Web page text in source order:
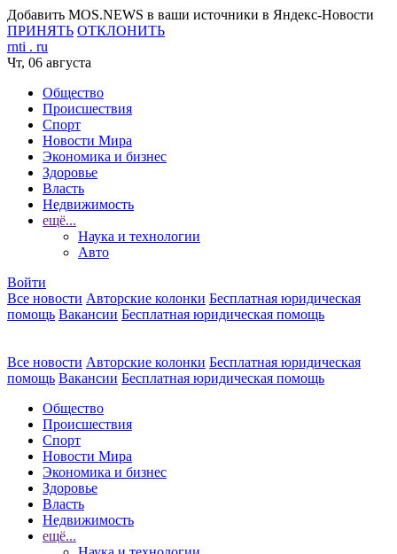
Добавить MOS.NEWS в ваши источники в Яндекс-Новости
ПРИНЯТЬ ОТКЛОНИТЬ
rnti . ru
Чт, 06 августа
Общество
Происшествия
Спорт
Новости Мира
Экономика и бизнес
Здоровье
Власть
Недвижимость
ещё...
Наука и технологии
Авто
Войти
Все новости Авторские колонки Бесплатная юридическая
помощь Вакансии Бесплатная юридическая помощь
Все новости Авторские колонки Бесплатная юридическая
помощь Вакансии Бесплатная юридическая помощь
Общество
Происшествия
Спорт
Новости Мира
Экономика и бизнес
Здоровье
Власть
Недвижимость
ещё...